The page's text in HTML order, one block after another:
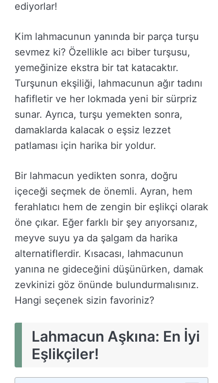
ediyorlar!
Kim lahmacunun yanında bir parça turşu
sevmez ki? Özellikle acı biber turşusu,
yemeğinize ekstra bir tat katacaktır.
Turşunun ekşiliği, lahmacunun ağır tadını
hafifletir ve her lokmada yeni bir sürpriz
sunar. Ayrıca, turşu yemekten sonra,
damaklarda kalacak o eşsiz lezzet
patlaması için harika bir yoldur.
Bir lahmacun yedikten sonra, doğru
içeceği seçmek de önemli. Ayran, hem
ferahlatıcı hem de zengin bir eşlikçi olarak
öne çıkar. Eğer farklı bir şey arıyorsanız,
meyve suyu ya da şalgam da harika
alternatiflerdir. Kısacası, lahmacunun
yanına ne gideceğini düşünürken, damak
zevkinizi göz önünde bulundurmalısınız.
Hangi seçenek sizin favoriniz?
Lahmacun Aşkına: En İyi
Eşlikçiler!